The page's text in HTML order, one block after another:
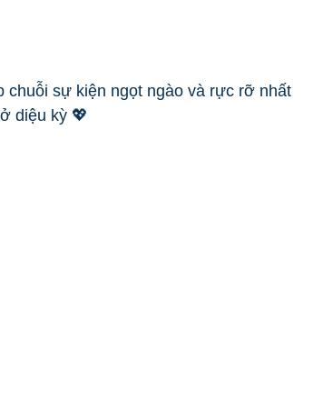
chuỗi sự kiện ngọt ngào và rực rỡ nhất
diệu kỳ 💖